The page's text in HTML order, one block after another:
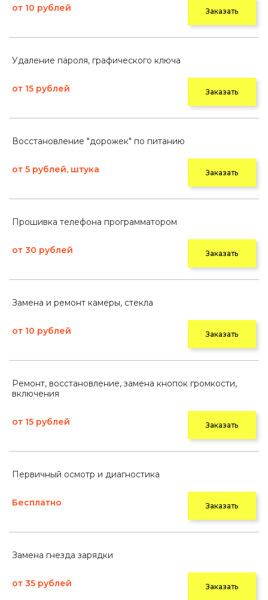
от 10 рублей Заказать
Удаление пароля, графического ключа
от 15 рублей Заказать
Восстановление "дорожек" по питанию
от 5 рублей, штука Заказать
Прошивка телефона программатором
от 30 рублей Заказать
Замена и ремонт камеры, стекла
от 10 рублей Заказать
Ремонт, восстановление, замена кнопок громкости,
включения
от 15 рублей Заказать
Первичный осмотр и диагностика
Бесплатно Заказать
Замена гнезда зарядки
от 35 рублей Заказать